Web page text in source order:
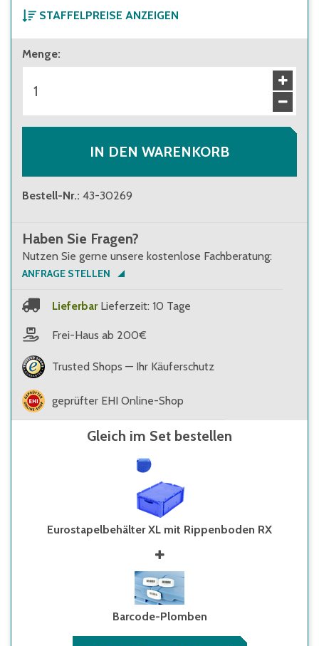
STAFFELPREISE ANZEIGEN
ab 1 Stück
53,00 €
ab 32 Stück
48,10 €
Menge:
IN DEN WARENKORB
Bestell-Nr.: 43-30269
Haben Sie Fragen?
Nutzen Sie gerne unsere kostenlose Fachberatung:
ANFRAGE STELLEN
Lieferbar Lieferzeit: 10 Tage
Frei-Haus ab 200€
Trusted Shops — Ihr Käuferschutz
geprüfter EHI Online-Shop
Gleich im Set bestellen
Eurostapelbehälter XL mit Rippenboden RX
Barcode-Plomben